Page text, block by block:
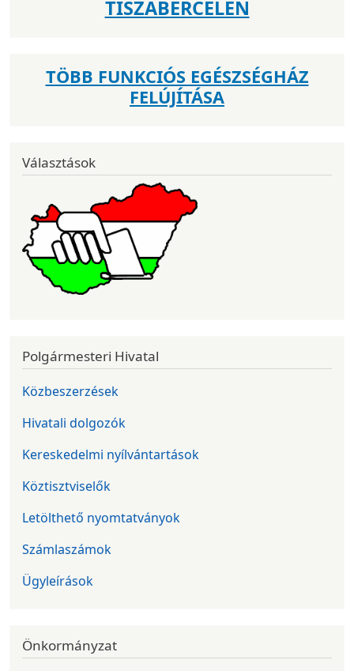
TISZABERCELEN
TÖBB FUNKCIÓS EGÉSZSÉGHÁZ
FELÚJÍTÁSA
Választások
Polgármesteri Hivatal
Közbeszerzések
Hivatali dolgozók
Kereskedelmi nyílvántartások
Köztisztviselők
Letölthető nyomtatványok
Számlaszámok
Ügyleírások
Önkormányzat